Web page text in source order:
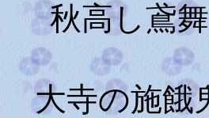
秋高し鳶
大寺の施餓